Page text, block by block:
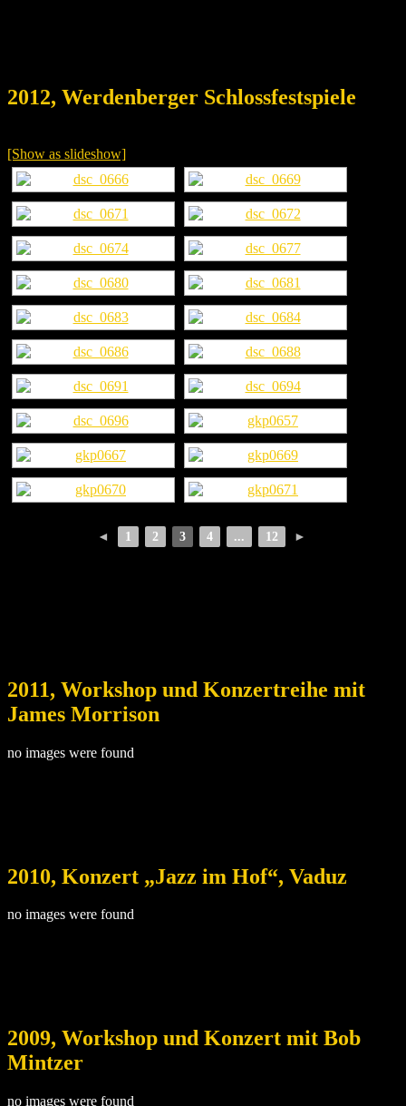
2012, Werdenberger Schlossfestspiele
[Show as slideshow]
◄ 1 2 3 4 ... 12 ►
2011, Workshop und Konzertreihe mit
James Morrison
no images were found
2010, Konzert „Jazz im Hof“, Vaduz
no images were found
2009, Workshop und Konzert mit Bob
Mintzer
no images were found